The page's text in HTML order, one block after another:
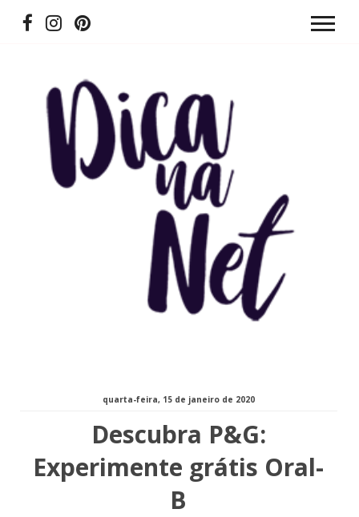
quarta-feira, 15 de janeiro de 2020
Descubra P&G:
Experimente grátis Oral-
B